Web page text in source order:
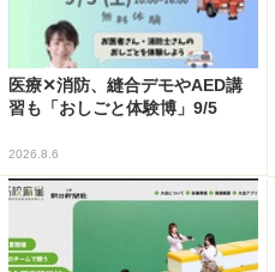
医療✕消防、縫合デモやAED講
習も「おしごと体験博」9/5
2026.8.6